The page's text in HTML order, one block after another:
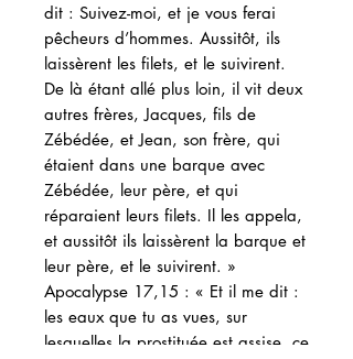
dit : Suivez-moi, et je vous ferai
pêcheurs d’hommes. Aussitôt, ils
laissèrent les filets, et le suivirent.
De là étant allé plus loin, il vit deux
autres frères, Jacques, fils de
Zébédée, et Jean, son frère, qui
étaient dans une barque avec
Zébédée, leur père, et qui
réparaient leurs filets. Il les appela,
et aussitôt ils laissèrent la barque et
leur père, et le suivirent. »
Apocalypse 17,15 : « Et il me dit :
les eaux que tu as vues, sur
lesquelles la prostituée est assise, ce